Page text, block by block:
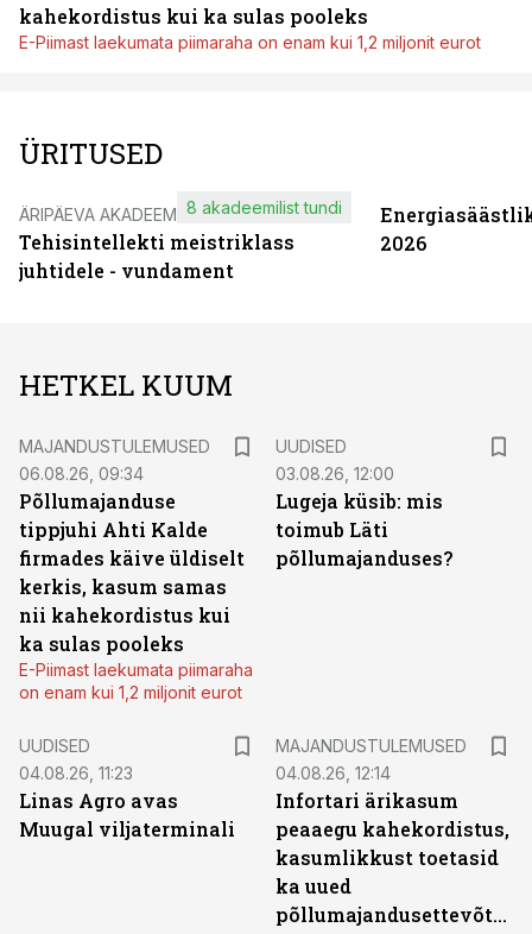
kahekordistus kui ka sulas pooleks
E-Piimast laekumata piimaraha on enam kui 1,2 miljonit eurot
ÜRITUSED
ÄRIPÄEVA AKADEEMIA
Tehisintellekti meistriklass
juhtidele - vundament
8 akadeemilist tundi
2026
HETKEL KUUM
MAJANDUSTULEMUSED
06.08.26, 09:34
Põllumajanduse
tippjuhi Ahti Kalde
firmades käive üldiselt
kerkis, kasum samas
nii kahekordistus kui
ka sulas pooleks
E-Piimast laekumata piimaraha
on enam kui 1,2 miljonit eurot
UUDISED
03.08.26, 12:00
Lugeja küsib: mis
toimub Läti
põllumajanduses?
UUDISED
04.08.26, 11:23
Linas Agro avas
Muugal viljaterminali
MAJANDUSTULEMUSED
04.08.26, 12:14
Infortari ärikasum
peaaegu kahekordistus,
kasumlikkust toetasid
ka uued
põllumajandusettevõtted